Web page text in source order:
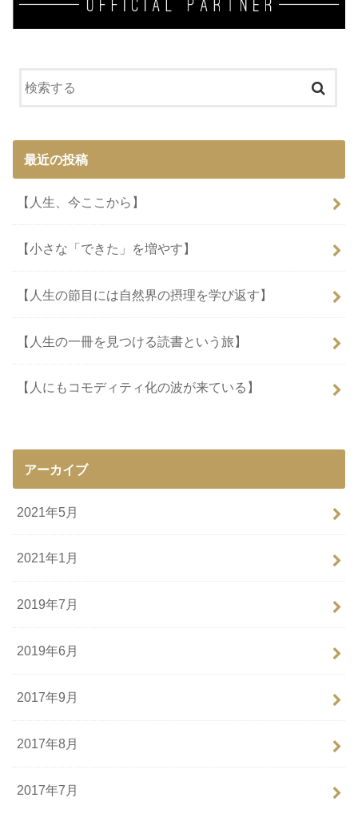
最近の投稿
【人生、今ここから】
【小さな「できた」を増やす】
【人生の節目には自然界の摂理を学び返す】
【人生の一冊を見つける読書という旅】
【人にもコモディティ化の波が来ている】
アーカイブ
2021年5月
2021年1月
2019年7月
2019年6月
2017年9月
2017年8月
2017年7月